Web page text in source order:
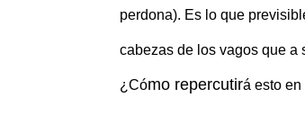
perdona). Es lo que
cabezas de los vagos que a
¿ Cómo repercutirá esto